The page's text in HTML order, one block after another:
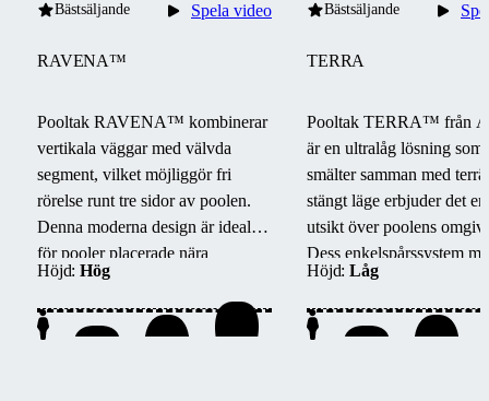
Bästsäljande
RAVENA™
Pooltak RAVENA™ kombinerar
vertikala väggar med välvda
segment, vilket möjliggör fri
rörelse runt tre sidor av poolen.
Denna moderna design är idealisk
för pooler placerade nära
byggnader eller väggar.
Höjd:Hög
Spela video Bästsäljande
TERRA
Pooltak TERRA™ från
är en ultralåg lösning som
smälter samman med
stängt läge erbjuder det
utsikt över poolens
Dess enkelspårssystem
barriärfri åtkomst från tre
enkelt underhåll och
hantering.
Höjd:Låg